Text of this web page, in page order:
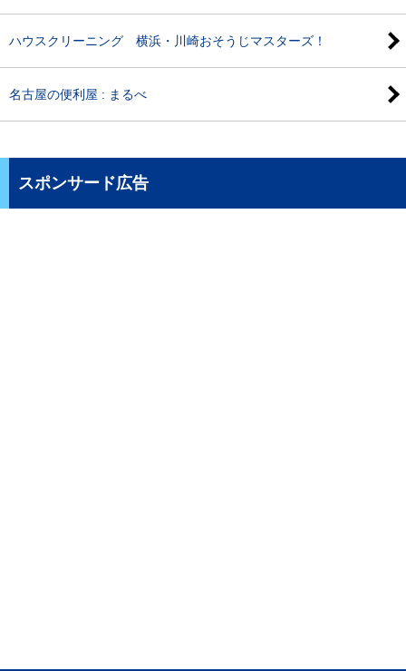
ハウスクリーニング 横浜・川崎おそうじマスターズ！
名古屋の便利屋 : まるべ
スポンサード広告